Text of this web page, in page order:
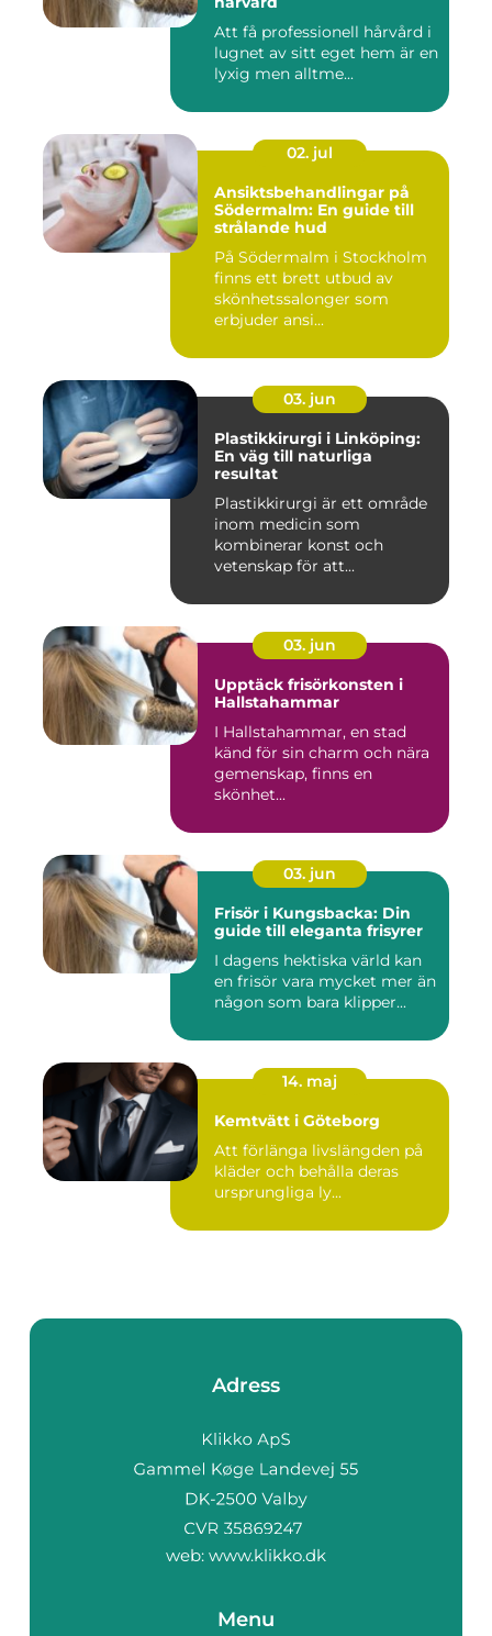
Att få professionell hårvård i
lugnet av sitt eget hem är en
lyxig men alltme...
02. jul
Ansiktsbehandlingar på
Södermalm: En guide till
strålande hud
På Södermalm i Stockholm
finns ett brett utbud av
skönhetssalonger som
erbjuder ansi...
03. jun
Plastikkirurgi i Linköping:
En väg till naturliga
resultat
Plastikkirurgi är ett område
inom medicin som
kombinerar konst och
vetenskap för att...
03. jun
Upptäck frisörkonsten i
Hallstahammar
I Hallstahammar, en stad
känd för sin charm och nära
gemenskap, finns en
skönhet...
03. jun
Frisör i Kungsbacka: Din
guide till eleganta frisyrer
I dagens hektiska värld kan
en frisör vara mycket mer än
någon som bara klipper...
14. maj
Kemtvätt i Göteborg
Att förlänga livslängden på
kläder och behålla deras
ursprungliga ly...
Adress
web: www.klikko.dk
Menu